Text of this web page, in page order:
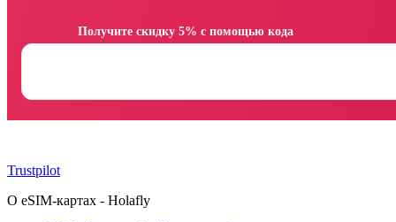
Trustpilot
О eSIM-картах - Holafly